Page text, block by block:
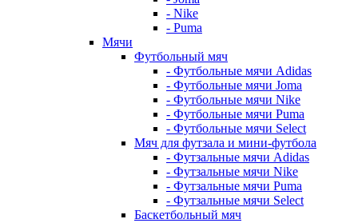
- Nike
- Puma
Мячи
Футбольный мяч
- Футбольные мячи Adidas
- Футбольные мячи Joma
- Футбольные мячи Nike
- Футбольные мячи Puma
- Футбольные мячи Select
Мяч для футзала и мини-футбола
- Футзальные мячи Adidas
- Футзальные мячи Nike
- Футзальные мячи Puma
- Футзальные мячи Select
Баскетбольный мяч